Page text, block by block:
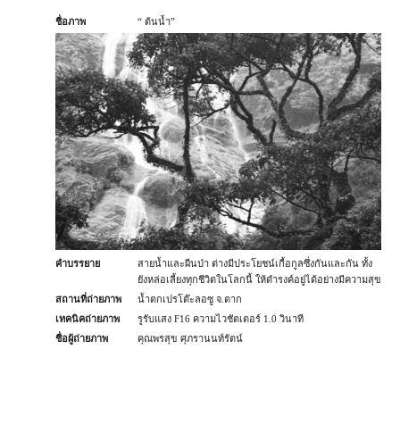
ชื่อภาพ “ ต้นน้ำ”
คำบรรยาย
สายน้ำและผืนป่า ต่างมีประโยชน์เกื้อกูลซึ่งกันและกัน ทั้ง
ยังหล่อเลี้ยงทุกชีวิตในโลกนี้ ให้ดำรงค์อยู่ได้อย่างมีความสุข
สถานที่ถ่ายภาพ
น้ำตกเปรโต๊ะลอซู จ.ตาก
เทคนิคถ่ายภาพ
รูรับแสง F16 ความไวชัตเตอร์ 1.0 วินาที
ชื่อผู้ถ่ายภาพ
คุณพรสุข ศุภรานนท์รัตน์